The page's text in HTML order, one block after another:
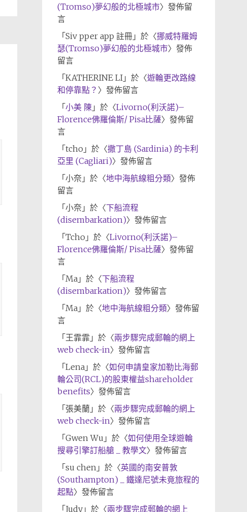
(Tromso)夢幻般的北極城市〉發佈留
言
「Siv pper app 註冊」於〈挪威特羅姆
瑟(Tromso)夢幻般的北極城市〉發佈
留言
「KATHERINE LI」於〈遊輪更改路線
和停靠點？ 〉發佈留言
「小美 陳 」於〈Livorno(利沃諾)–
Florence佛羅倫斯/ Pisa比薩〉發佈留
言
「tcho 」於〈撒丁島 (Sardinia) 的卡利
亞里 (Cagliari)〉發佈留言
「小奈」於〈地中海航線粗分類〉發佈
留言
「小奈」於〈下船流程
(disembarkation)〉發佈留言
「Tcho 」於〈Livorno(利沃諾)–
Florence佛羅倫斯/ Pisa比薩〉發佈留
言
「Ma」於〈下船流程
(disembarkation)〉發佈留言
「Ma」於〈地中海航線粗分類〉發佈留
言
「王霏霏 」於〈兩步驟完成郵輪的網上
web check-in〉發佈留言
「Lena」於〈如何申請皇家加勒比海郵
輪公司(RCL)的股東權益shareholder
benefits〉發佈留言
「張美蘭 」於〈兩步驟完成郵輪的網上
web check-in〉發佈留言
「Gwen Wu 」於〈如何使用全球遊輪
搜尋引擎訂船艙 _ 教學文〉發佈留言
「su chen 」於〈英國的南安普敦
(Southampton) _ 鐵達尼號未竟旅程的
起點〉發佈留言
「Judy」於〈兩步驟完成郵輪的網上